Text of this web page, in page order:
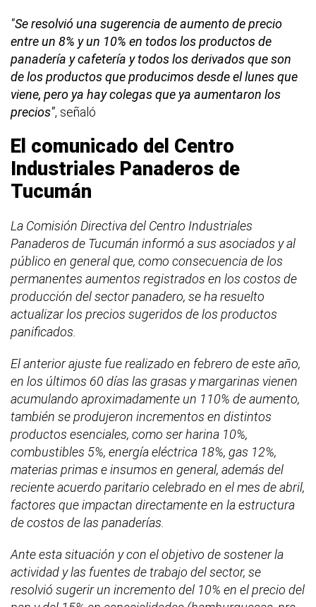
"Se resolvió una sugerencia de aumento de precio
entre un 8% y un 10% en todos los productos de
panadería y cafetería y todos los derivados que son
de los productos que producimos desde el lunes que
viene, pero ya hay colegas que ya aumentaron los
precios", señaló
El comunicado del Centro
Industriales Panaderos de
Tucumán
La Comisión Directiva del Centro Industriales
Panaderos de Tucumán informó a sus asociados y al
público en general que, como consecuencia de los
permanentes aumentos registrados en los costos de
producción del sector panadero, se ha resuelto
actualizar los precios sugeridos de los productos
panificados.
El anterior ajuste fue realizado en febrero de este año,
en los últimos 60 días las grasas y margarinas vienen
acumulando aproximadamente un 110% de aumento,
también se produjeron incrementos en distintos
productos esenciales, como ser harina 10%,
combustibles 5%, energía eléctrica 18%, gas 12%,
materias primas e insumos en general, además del
reciente acuerdo paritario celebrado en el mes de abril,
factores que impactan directamente en la estructura
de costos de las panaderías.
Ante esta situación y con el objetivo de sostener la
actividad y las fuentes de trabajo del sector, se
resolvió sugerir un incremento del 10% en el precio del